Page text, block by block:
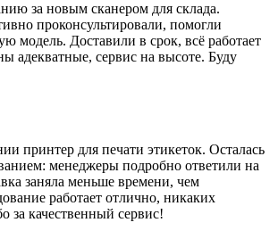
за новым сканером для склада.
проконсультировали, помогли
модель. Доставили в срок, всё работает
адекватные, сервис на высоте. Буду
принтер для печати этикеток. Осталась
менеджеры подробно ответили на
заняла меньше времени, чем
работает отлично, никаких
за качественный сервис!